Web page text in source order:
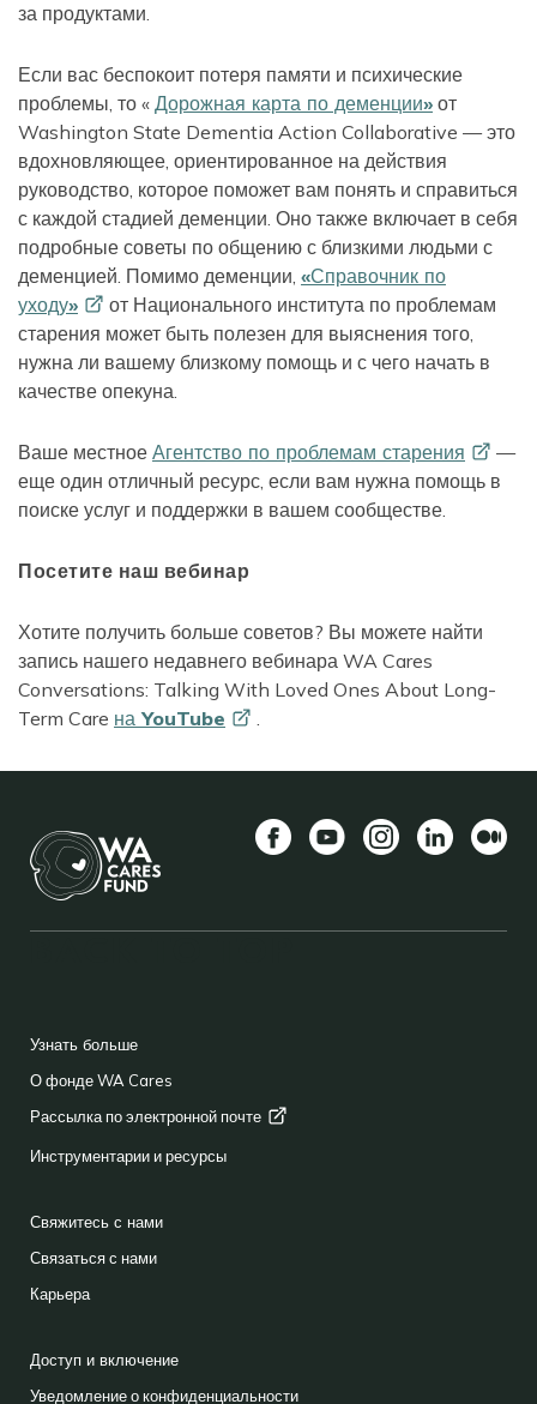
за продуктами.
Если вас беспокоит потеря памяти и психические
проблемы, то « Дорожная карта по деменции» от
Washington State Dementia Action Collaborative — это
вдохновляющее, ориентированное на действия
руководство, которое поможет вам понять и справиться
с каждой стадией деменции. Оно также включает в себя
подробные советы по общению с близкими людьми с
деменцией. Помимо деменции, «Справочник по
уходу»
от Национального института по проблемам
старения может быть полезен для выяснения того,
нужна ли вашему близкому помощь и с чего начать в
качестве опекуна.
Ваше местное Агентство по проблемам старения
—
еще один отличный ресурс, если вам нужна помощь в
поиске услуг и поддержки в вашем сообществе.
Посетите наш вебинар
Хотите получить больше советов? Вы можете найти
запись нашего недавнего вебинара WA Cares
Conversations: Talking With Loved Ones About Long-
Term Care наYouTube .
Узнать больше
О фонде WA Cares
Рассылка по электронной почте
Инструментарии и ресурсы
Свяжитесь с нами
Связаться с нами
Карьера
Доступ и включение
Уведомление о конфиденциальности